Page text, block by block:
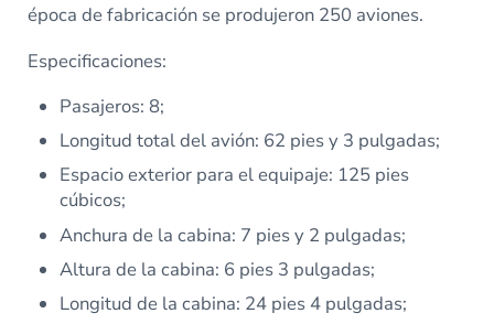
época de fabricación se produjeron 250 aviones.
Especificaciones:
Pasajeros: 8;
Longitud total del avión: 62 pies y 3 pulgadas;
Espacio exterior para el equipaje: 125 pies
cúbicos;
Anchura de la cabina: 7 pies y 2 pulgadas;
Altura de la cabina: 6 pies 3 pulgadas;
Longitud de la cabina: 24 pies 4 pulgadas;